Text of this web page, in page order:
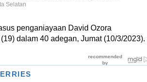
Selatan
penganiayaan David Ozora
dalam 40 adegan, Jumat (10/3/2023).